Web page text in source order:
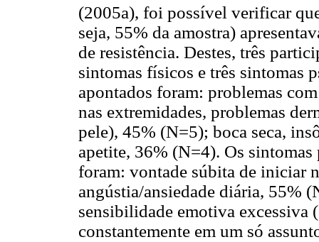
(2005a), foi possível verificar
seja, 55% da amostra)
de resistência. Destes, três
sintomas físicos e três sintomas
apontados foram: problemas
nas extremidades, problemas
pele), 45% (N=5); boca seca,
apetite, 36% (N=4). Os
foram: vontade súbita de iniciar
angústia/ansiedade diária, 55%
sensibilidade emotiva excessiva
constantemente em um só